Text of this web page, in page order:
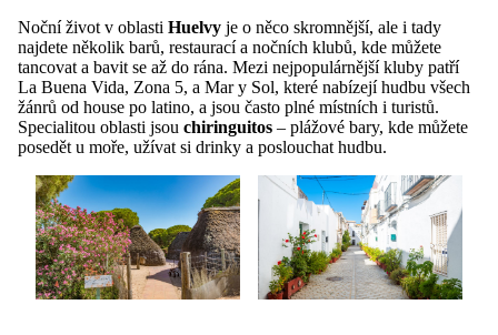
Noční život v oblasti Huelvy je o něco skromnější, ale i tady
najdete několik barů, restaurací a nočních klubů, kde můžete
tancovat a bavit se až do rána. Mezi nejpopulárnější kluby patří
La Buena Vida, Zona 5, a Mar y Sol, které nabízejí hudbu všech
žánrů od house po latino, a jsou často plné místních i turistů.
Specialitou oblasti jsou chiringuitos – plážové bary, kde můžete
posedět u moře, užívat si drinky a poslouchat hudbu.